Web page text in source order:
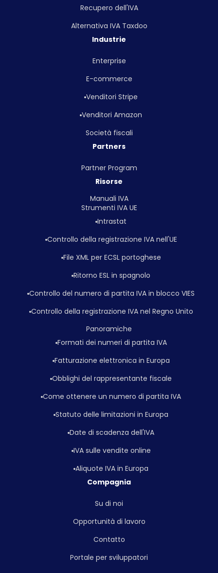
Recupero dell'IVA
Alternativa IVA Taxdoo
Industrie
Enterprise
E-commerce
Venditori Stripe
Venditori Amazon
Società fiscali
Partners
Partner Program
Risorse
Manuali IVA
Strumenti IVA UE
Intrastat
Controllo della registrazione IVA nell'UE
File XML per ECSL portoghese
Ritorno ESL in spagnolo
Controllo del numero di partita IVA in blocco VIES
Controllo della registrazione IVA nel Regno Unito
Panoramiche
Formati dei numeri di partita IVA
Fatturazione elettronica in Europa
Obblighi del rappresentante fiscale
Come ottenere un numero di partita IVA
Statuto delle limitazioni in Europa
Date di scadenza dell'IVA
IVA sulle vendite online
Aliquote IVA in Europa
Compagnia
Su di noi
Opportunità di lavoro
Contatto
Portale per sviluppatori